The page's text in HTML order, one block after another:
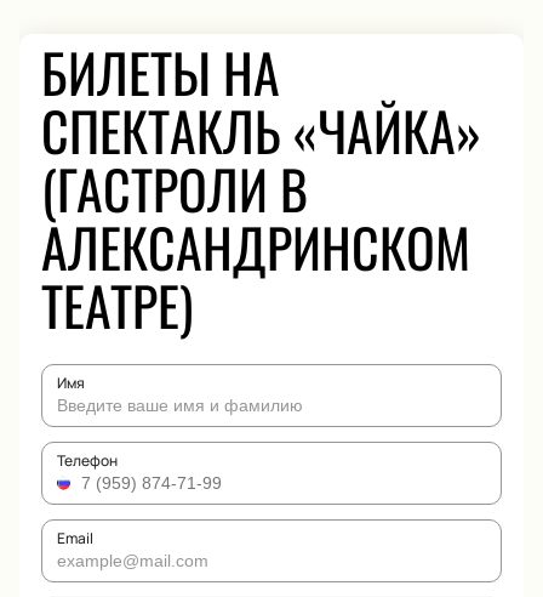
БИЛЕТЫ НА
СПЕКТАКЛЬ «ЧАЙКА»
(ГАСТРОЛИ В
АЛЕКСАНДРИНСКОМ
ТЕАТРЕ)
Имя
Телефон
Email